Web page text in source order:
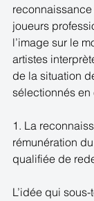
joueurs
l’image sur le
artistes
de la situation
sélectionnés
1. La
rémunération
qualifiée de
L’idée qui